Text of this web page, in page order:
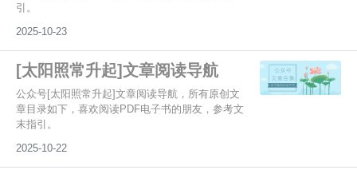
引。
2025-10-23
[太阳照常升起]文章阅读导航
公众号[太阳照常升起]文章阅读导航，所有原创文
章目录如下，喜欢阅读PDF电子书的朋友，参考文
末指引。
2025-10-22